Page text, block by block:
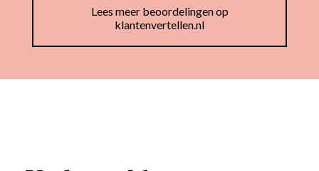
Lees meer beoordelingen op
klantenvertellen.nl